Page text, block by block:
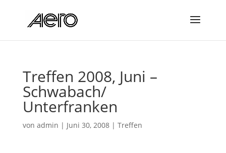
Treffen 2008, Juni –
Schwabach/
Unterfranken
von admin | Juni 30, 2008| Treffen